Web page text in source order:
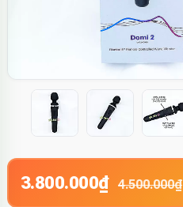
3.800.000₫ 4.500.000₫